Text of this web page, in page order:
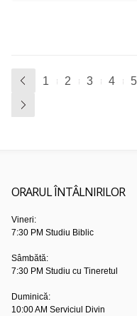
1 2 3 4 5
ORARUL ÎNTÂLNIRILOR
Vineri:
7:30 PM Studiu Biblic
Sâmbătă:
7:30 PM Studiu cu Tineretul
Duminică:
10:00 AM Serviciul Divin